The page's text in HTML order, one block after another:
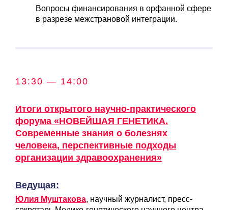
Вопросы финансирования в орфанной сфере
в разрезе межстрановой интеграции.
13:30 — 14:00
Итоги открытого научно-практического
форума «НОВЕЙШАЯ ГЕНЕТИКА.
Современные знания о болезнях
человека, перспективные подходы
организации здравоохранения»
Ведущая:
Юлия Муштакова, научный журналист, пресс-